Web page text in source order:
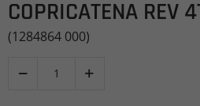
COPRICATENA REV
(1284864 000)
 